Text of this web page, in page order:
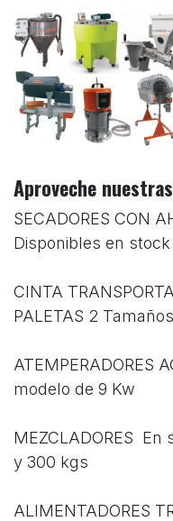
Aproveche
SECADORES CON
Disponibles en
CINTA
PALETAS 2
ATEMPERADORES
modelo de 9 Kw
MEZCLADORES En
y 300 kgs
ALIMENTADORES